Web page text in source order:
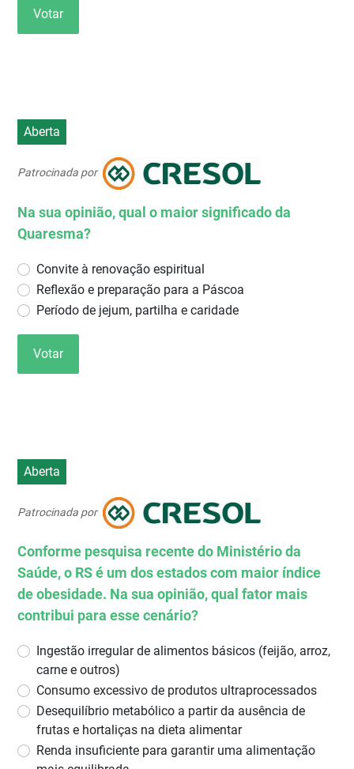
Votar
Aberta
Patrocinada por
Na sua opinião, qual o maior significado da
Quaresma?
Convite à renovação espiritual
Reflexão e preparação para a Páscoa
Período de jejum, partilha e caridade
Votar
Aberta
Patrocinada por
Conforme pesquisa recente do Ministério da
Saúde, o RS é um dos estados com maior índice
de obesidade. Na sua opinião, qual fator mais
contribui para esse cenário?
Ingestão irregular de alimentos básicos (feijão, arroz,
carne e outros)
Consumo excessivo de produtos ultraprocessados
Desequilíbrio metabólico a partir da ausência de
frutas e hortaliças na dieta alimentar
Renda insuficiente para garantir uma alimentação